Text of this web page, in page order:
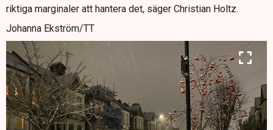
riktiga marginaler att hantera det, säger Christian Holtz.
Johanna Ekström/TT